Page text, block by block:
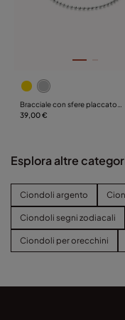
Bracciale con sfere placcato
argento Sterling
39,00 €
Esplora altre
Ciondoli argento
Ciondoli segni zodiacali
Ciondoli per orecchini